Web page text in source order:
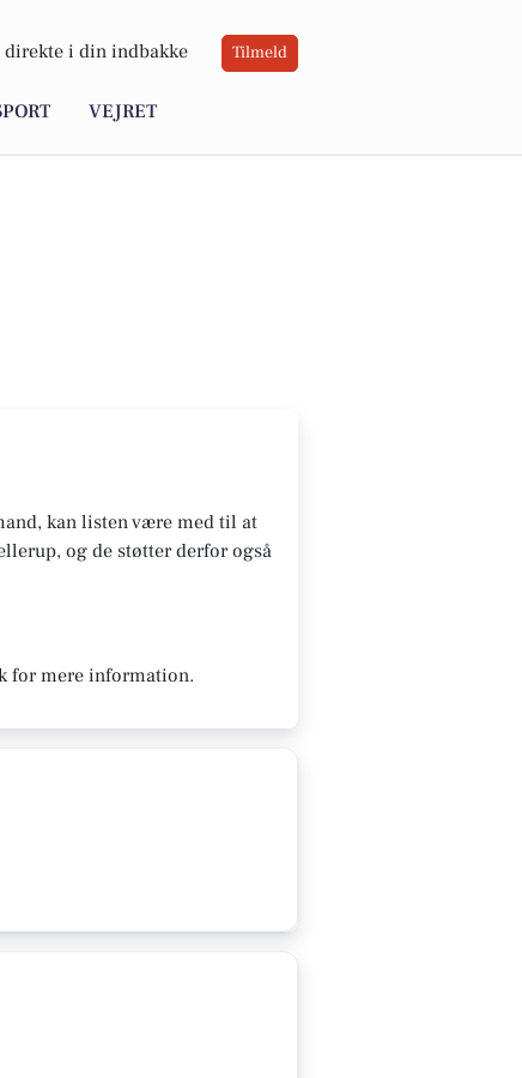
direkte i din indbakke Tilmeld
VEJRET
kan listen være med til at
og de støtter derfor også
for mere information.